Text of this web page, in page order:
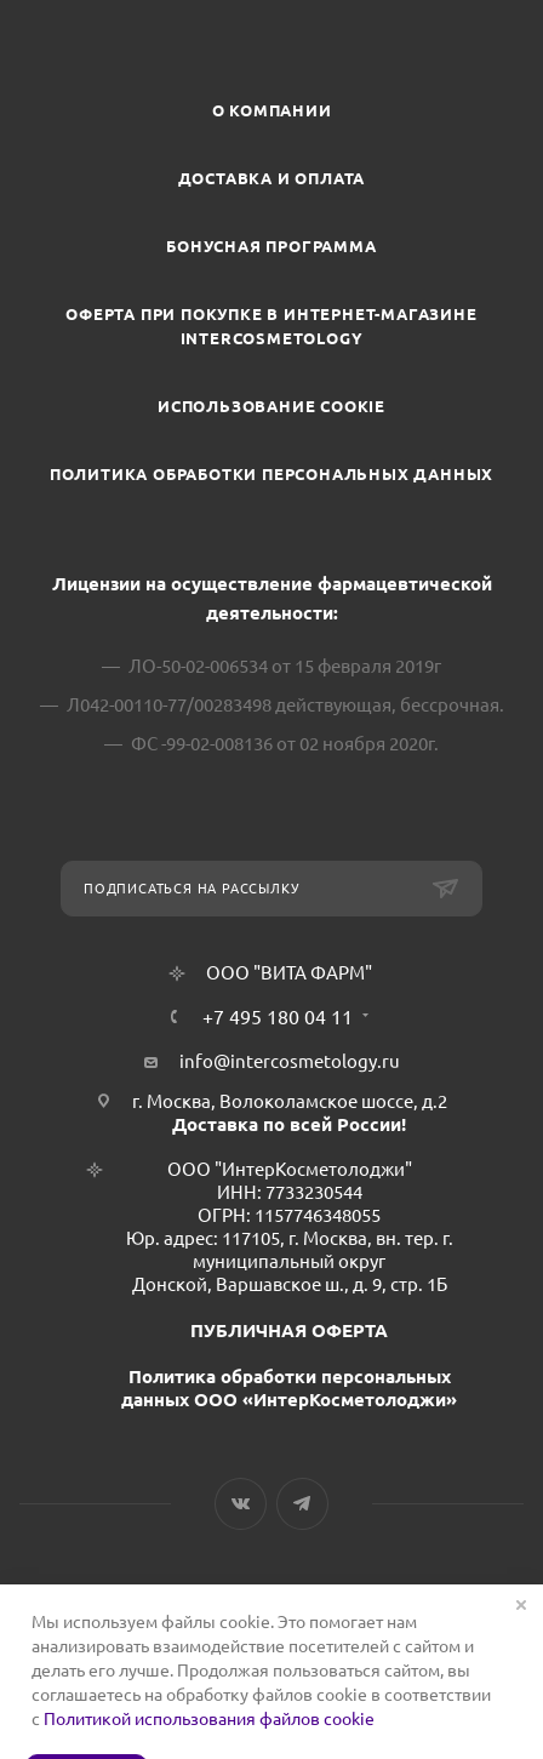
О КОМПАНИИ
ДОСТАВКА И ОПЛАТА
БОНУСНАЯ ПРОГРАММА
ОФЕРТА ПРИ ПОКУПКЕ В ИНТЕРНЕТ-МАГАЗИНЕ
INTERCOSMETOLOGY
ИСПОЛЬЗОВАНИЕ COOKIE
ПОЛИТИКА ОБРАБОТКИ ПЕРСОНАЛЬНЫХ ДАННЫХ
Лицензии на осуществление фармацевтической
деятельности:
ЛО-50-02-006534 от 15 февраля 2019г
Л042-00110-77/00283498 действующая, бессрочная.
ФС -99-02-008136 от 02 ноября 2020г.
ПОДПИСАТЬСЯ НА РАССЫЛКУ
ООО "ВИТА ФАРМ"
+7 495 180 04 11
info@intercosmetology.ru
г. Москва, Волоколамское шоссе, д.2
Доставка по всей России!
ООО "ИнтерКосметолоджи"
ИНН: 7733230544
ОГРН: 1157746348055
Юр. адрес: 117105, г. Москва, вн. тер. г.
муниципальный округ
Донской, Варшавское ш., д. 9, стр. 1Б
ПУБЛИЧНАЯ ОФЕРТА
Политика обработки персональных
данных ООО «ИнтерКосметолоджи»
2026 © Сервис для косметологов
Мы используем файлы cookie. Это помогает нам
анализировать взаимодействие посетителей с сайтом и
делать его лучше. Продолжая пользоваться сайтом, вы
соглашаетесь на обработку файлов cookie в соответствии
с Политикой использования файлов cookie